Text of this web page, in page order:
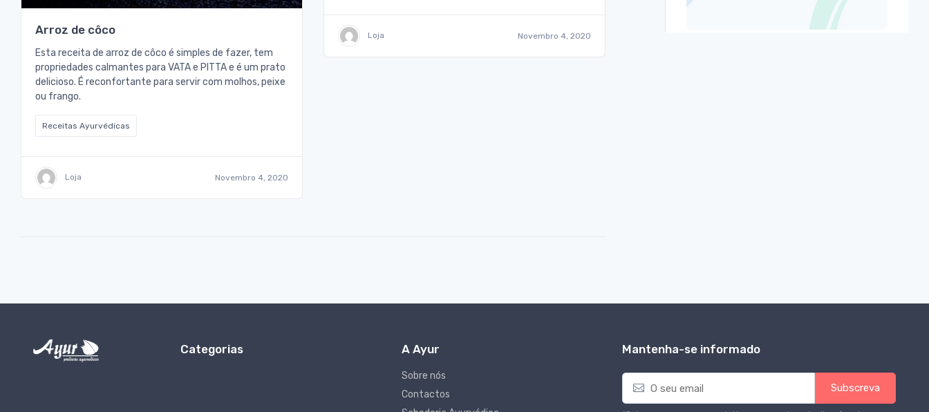
Loja Novembro 4, 2020
Arroz de côco
Esta receita de arroz de côco é simples de fazer, tem
propriedades calmantes para VATA e PITTA e é um prato
delicioso. É reconfortante para servir com molhos, peixe
ou frango.
Receitas Ayurvédicas
Loja Novembro 4, 2020
Categorias A Ayur
Sobre nós
Contactos
Mantenha-se informado
E
a
Subscreva